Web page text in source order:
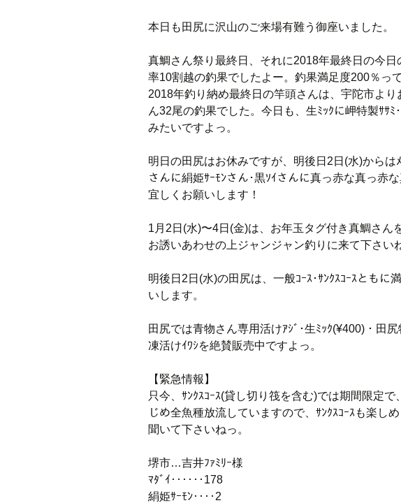
本日も田尻に沢山のご来場有難う御座いました。
真鯛さん祭り最終日、それに2018年最終日の今
率10割越の釣果でしたよー。釣果満足度200％っ
2018年釣り納め最終日の竿頭さんは、宇陀市より
ん32尾の釣果でした。今日も、生ﾐｯｸに岬特製ｻｻﾐ
みたいですよっ。
明日の田尻はお休みですが、明後日2日(水)からは
さんに絹姫ｻｰﾓﾝさん･黒ｿｲさんに真っ赤な真っ赤
宜しくお願いします！
1月2日(水)〜4日(金)は、お年玉タグ付き真鯛さん
お誘いあわせの上ジャンジャン釣りに来て下さい
明後日2日(水)の田尻は、一般ｺｰｽ･ｻﾝｸｽｺｰｽともに
いします。
田尻では青物さん専用活けｱｼﾞ･生ﾐｯｸ(¥400)・田尻
凍活けｲﾜｼを絶賛販売中ですよっ。
【緊急情報】
只今、ｻﾝｸｽｺｰｽ(貸し切り筏を含む)では期間限定で
じめ全魚種放流していますので、ｻﾝｸｽｺｰｽも楽し
聞いて下さいねっ。
堺市…吉井ﾌｧﾐﾘｰ様
ﾏﾀﾞｲ‥‥‥178
絹姫ｻｰﾓﾝ‥‥2